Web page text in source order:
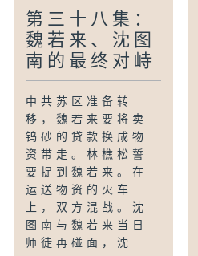
第三十八集：
魏若来、沈图
南的最终对峙
中共苏区准备转
移，魏若来要将卖
钨砂的贷款换成物
资带走。林樵松誓
要捉到魏若来。在
运送物资的火车
上，双方混战。沈
图南与魏若来当日
师徒再碰面，沈...